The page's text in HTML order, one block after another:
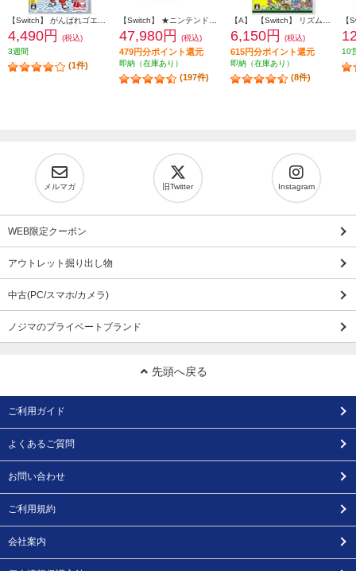
4,490円
(税込)
3週間
(1件)
47,980円 (税込)
479円分ポイント還元
即納（在庫あり）
(197件)
6,150円 (税込)
615円分ポイント還元
即納（在庫あり）
(8件)
10
メルマガ 旧Twitter Instagram
WEB限定クーポン
アウトレット掘り出し物
中古(PC/スマホ/カメラ)
ノジマのプライベートブランド
先頭へ戻る
ご利用ガイド
よくあるご質問
お問い合わせ
ご利用規約
会社案内